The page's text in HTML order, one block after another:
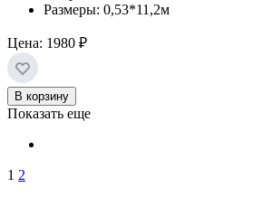
Размеры: 0,53*11,2м
Цена: 1980 ₽
В корзину
Показать еще
1 2